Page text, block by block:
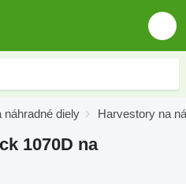
náhradné diely Harvestory na
1070D na